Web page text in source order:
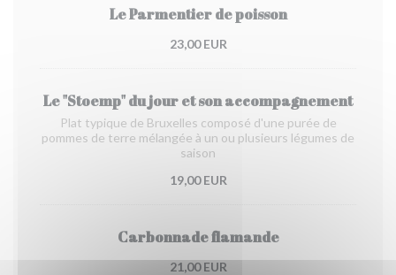
Le Parmentier de poisson
23,00 EUR
Le "Stoemp" du jour et son accompagnement
Plat typique de Bruxelles composé d'une purée de
pommes de terre mélangée à un ou plusieurs légumes de
saison
19,00 EUR
Carbonnade flamande
21,00 EUR